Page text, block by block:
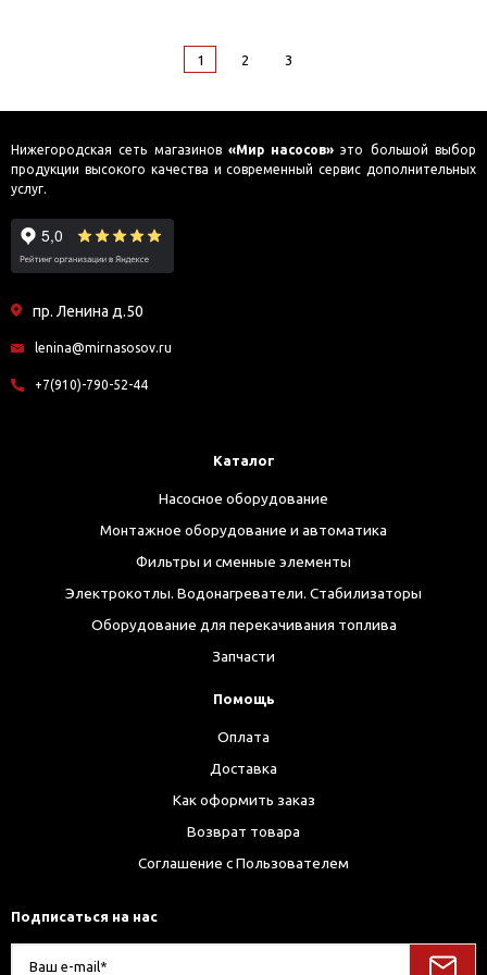
1 2 3
Нижегородская сеть магазинов «Мир насосов» это большой выбор
продукции высокого качества и современный сервис дополнительных
услуг.
пр. Ленина д.50
lenina@mirnasosov.ru
+7(910)-790-52-44
Каталог
Насосное оборудование
Монтажное оборудование и автоматика
Фильтры и сменные элементы
Электрокотлы. Водонагреватели. Стабилизаторы
Оборудование для перекачивания топлива
Запчасти
Помощь
Оплата
Доставка
Как оформить заказ
Возврат товара
Соглашение с Пользователем
Подписаться на нас